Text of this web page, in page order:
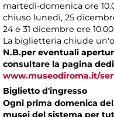
martedì-domenica ore
chiuso lunedì, 25
24 e 31 dicembre ore
La biglietteria chiude
N.B.per eventuali
consultare la pagina
www.museodiroma.it/
Biglietto d'ingresso
Ogni prima domenica
musei del sistema per